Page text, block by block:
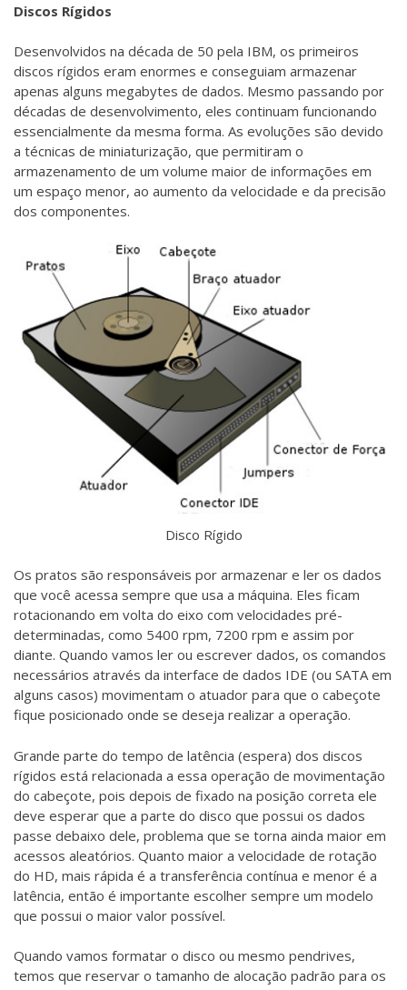
Discos Rígidos
Desenvolvidos na década de 50 pela IBM, os primeiros
discos rígidos eram enormes e conseguiam armazenar
apenas alguns megabytes de dados. Mesmo passando por
décadas de desenvolvimento, eles continuam funcionando
essencialmente da mesma forma. As evoluções são devido
a técnicas de miniaturização, que permitiram o
armazenamento de um volume maior de informações em
um espaço menor, ao aumento da velocidade e da precisão
dos componentes.
Disco Rígido
Os pratos são responsáveis por armazenar e ler os dados
que você acessa sempre que usa a máquina. Eles ficam
rotacionando em volta do eixo com velocidades pré-
determinadas, como 5400 rpm, 7200 rpm e assim por
diante. Quando vamos ler ou escrever dados, os comandos
necessários através da interface de dados IDE (ou SATA em
alguns casos) movimentam o atuador para que o cabeçote
fique posicionado onde se deseja realizar a operação.
Grande parte do tempo de latência (espera) dos discos
rígidos está relacionada a essa operação de movimentação
do cabeçote, pois depois de fixado na posição correta ele
deve esperar que a parte do disco que possui os dados
passe debaixo dele, problema que se torna ainda maior em
acessos aleatórios. Quanto maior a velocidade de rotação
do HD, mais rápida é a transferência contínua e menor é a
latência, então é importante escolher sempre um modelo
que possui o maior valor possível.
Quando vamos formatar o disco ou mesmo pendrives,
temos que reservar o tamanho de alocação padrão para os